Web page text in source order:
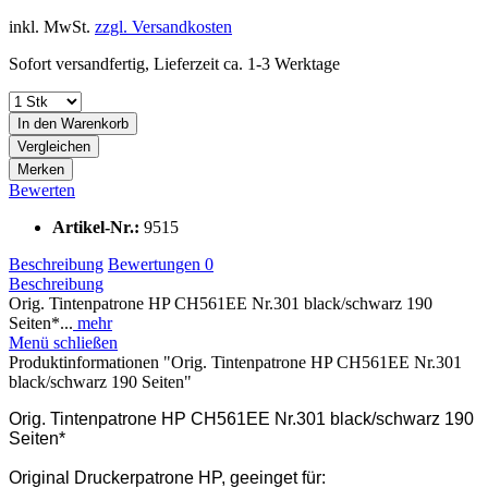
inkl. MwSt. zzgl. Versandkosten
Sofort versandfertig, Lieferzeit ca. 1-3 Werktage
In den Warenkorb
Vergleichen
Merken
Bewerten
Artikel-Nr.: 9515
Beschreibung Bewertungen 0
Beschreibung
Orig. Tintenpatrone HP CH561EE Nr.301 black/schwarz 190
Seiten*... mehr
Menü schließen
Produktinformationen "Orig. Tintenpatrone HP CH561EE Nr.301
black/schwarz 190 Seiten"
Orig. Tintenpatrone HP CH561EE Nr.301 black/schwarz 190
Seiten*
Original Druckerpatrone HP, geeinget für: